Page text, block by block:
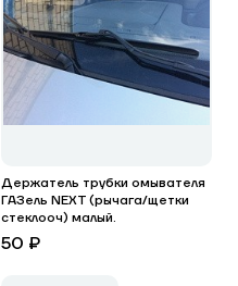
Держатель трубки омывателя
ГАЗель NEXT (рычага/щетки
стеклооч) малый.
50 ₽